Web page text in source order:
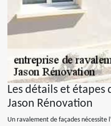
Les détails et étapes
Jason Rénovation
Un ravalement de façades nécessite